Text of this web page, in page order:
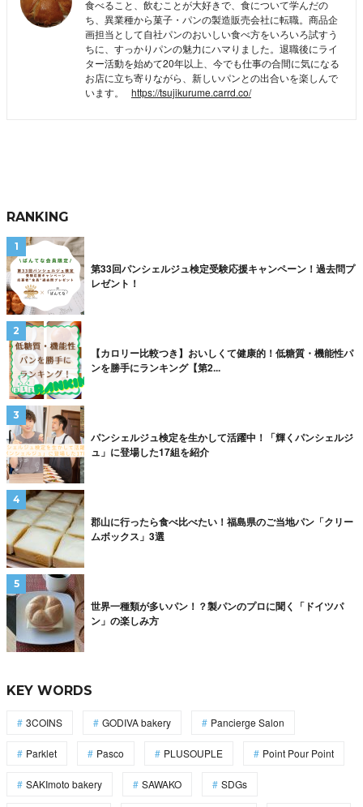
食べること、飲むことが大好きで、食について学んだの
ち、異業種から菓子・パンの製造販売会社に転職。商品企
画担当として自社パンのおいしい食べ方をいろいろ試すう
ちに、すっかりパンの魅力にハマりました。退職後にライ
ター活動を始めて20年以上、今でも仕事の合間に気になる
お店に立ち寄りながら、新しいパンとの出合いを楽しんで
います。 https://tsujikurume.carrd.co/
RANKING
第33回パンシェルジュ検定受験応援キャンペーン！過去問プ
レゼント！
【カロリー比較つき】おいしくて健康的！低糖質・機能性パ
ンを勝手にランキング【第2...
パンシェルジュ検定を生かして活躍中！「輝くパンシェルジ
ュ」に登場した17組を紹介
郡山に行ったら食べ比べたい！福島県のご当地パン「クリー
ムボックス」3選
世界一種類が多いパン！？製パンのプロに聞く「ドイツパ
ン」の楽しみ方
KEY WORDS
3COINS GODIVA bakery Pancierge Salon
Parklet Pasco PLUSOUPLE Point Pour Point
SAKImoto bakery SAWAKO SDGs